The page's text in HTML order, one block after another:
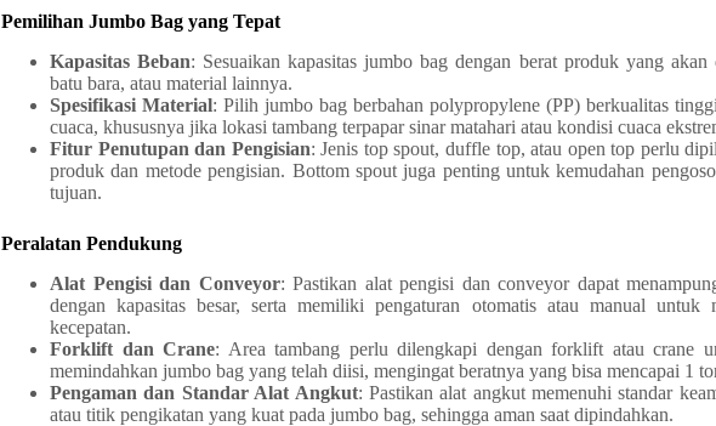
Pemilihan Jumbo Bag yang Tepat
Kapasitas Beban: Sesuaikan kapasitas jumbo bag dengan berat produk yang akan
batu bara, atau material lainnya.
Spesifikasi Material: Pilih jumbo bag berbahan polypropylene (PP) berkualitas
cuaca, khususnya jika lokasi tambang terpapar sinar matahari atau kondisi cuaca
Fitur Penutupan dan Pengisian: Jenis top spout, duffle top, atau open top perlu
produk dan metode pengisian. Bottom spout juga penting untuk kemudahan
tujuan.
Peralatan Pendukung
Alat Pengisi dan Conveyor: Pastikan alat pengisi dan conveyor dapat
dengan kapasitas besar, serta memiliki pengaturan otomatis atau manual untuk
kecepatan.
Forklift dan Crane: Area tambang perlu dilengkapi dengan forklift atau crane
memindahkan jumbo bag yang telah diisi, mengingat beratnya yang bisa mencapai 1
Pengaman dan Standar Alat Angkut: Pastikan alat angkut memenuhi standar
atau titik pengikatan yang kuat pada jumbo bag, sehingga aman saat dipindahkan.